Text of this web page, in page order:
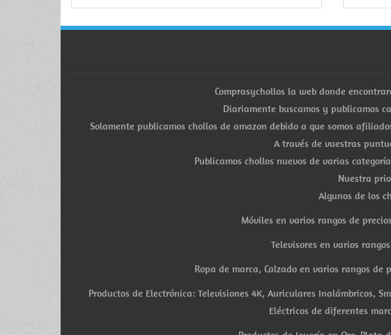
Comprasychollos la web donde
Diariamente buscamos y publicamos
Solamente publicamos chollos de amazon debido a que somos
A través de vuestras
Publicamos chollos nuevos de varias
Nuestra
Algunos de los
Móviles en varios rangos de
Televisores en varios
Ropa de marca, Calzado en varios rangos de
Productos de Electrónica: Televisiones 4K, Auriculares Inalámbricos,
Eléctricos de diferentes